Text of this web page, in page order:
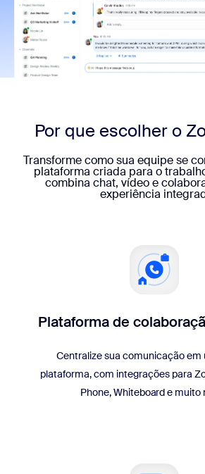
Por que escolher o
Transforme como sua equipe se
plataforma criada para o
combina chat, vídeo e
experiência
Plataforma de
Centralize sua comunicação em
plataforma, com integrações para
Phone, Whiteboard e muito